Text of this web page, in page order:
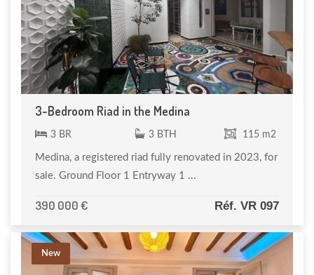
3-Bedroom Riad in the Medina
3 BR 3 BTH 115 m2
Medina, a registered riad fully renovated in 2023, for
sale. Ground Floor 1 Entryway 1 ...
390 000 € Réf. VR 097
New